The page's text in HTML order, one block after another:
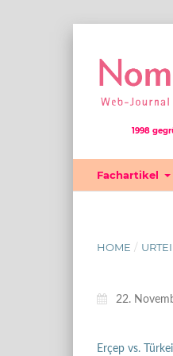
1998
Fachartikel
HOME /
22.
Erçep vs. Türkei